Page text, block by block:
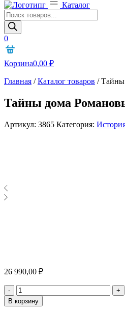
Каталог
Поиск
товаров
0
Корзина0,00 ₽
Главная /Каталог товаров /Тайны
Тайны дома
Артикул: 3865 Категория:
26 990,00 ₽
- Количество
+
В корзину